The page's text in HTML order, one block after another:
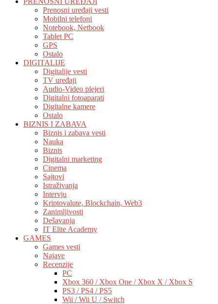
Prenosni uređaji vesti
Mobilni telefoni
Notebook, Netbook
Tablet PC
GPS
Ostalo
DIGITALIJE
Digitalije vesti
TV uređaji
Audio-Video plejeri
Digitalni fotoaparati
Digitalne kamere
Ostalo
BIZNIS I ZABAVA
Biznis i zabava vesti
Nauka
Biznis
Digitalni marketing
Cinema
Sajtovi
Istraživanja
Intervju
Kriptovalute, Blockchain, Web3
Zanimljivosti
Dešavanja
IT Elite Academy
GAMES
Games vesti
Najave
Recenzije
PC
Xbox 360 / Xbox One / Xbox X / Xbox S
PS3 / PS4 / PS5
Wii / Wii U / Switch